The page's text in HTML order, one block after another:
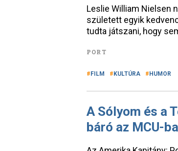
Leslie William Nielsen
született egyik
tudta játszani, hogy
PORT
FILM KULTÚRA HUMOR
A Sólyom és a
báró az MCU-